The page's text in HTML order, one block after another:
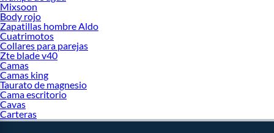
Mixsoon
Body rojo
Zapatillas hombre Aldo
Cuatrimotos
Collares para parejas
Zte blade v40
Camas
Camas king
Taurato de magnesio
Cama escritorio
Cavas
Carteras